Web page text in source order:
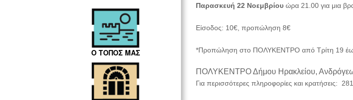
Ο ΤΟΠΟΣ ΜΑΣ
Παρασκευή 22 Νοεμβρίουώρα 21.00 για μια
Είσοδος: 10€, προπώληση 8€
*Προπώληση στο ΠΟΛΥΚΕΝΤΡΟ από Τρίτη 19
ΠΟΛΥΚΕΝΤΡΟ Δήμου Ηρακλείου,
Για περισσότερες πληροφορίες και κρατήσεις: